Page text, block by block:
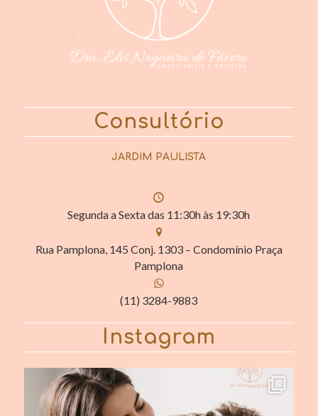
Consultório
JARDIM PAULISTA
Segunda a Sexta das 11:30h às 19:30h
Rua Pamplona, 145 Conj. 1303 – Condomínio Praça
Pamplona
(11) 3284-9883
Instagram